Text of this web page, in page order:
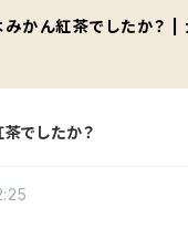
みかん紅茶でしたか？ |
でしたか？